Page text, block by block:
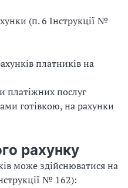
(п. 6 Інструкції №
платників на
платіжних послуг
готівкою, на рахунки
рахунку
може здійснюватися на
№ 162):